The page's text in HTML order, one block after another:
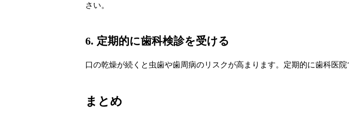
さい。
6. 定期的に歯科検診を受ける
口の乾燥が続くと虫歯や歯周病のリスクが高まります。定期的に歯科医
まとめ